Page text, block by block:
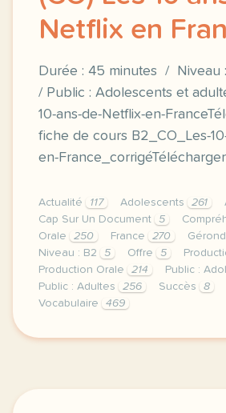
Netflix en
Durée : 45 minutes / Niveau
/ Public : Adolescents et
10-ans-de-Netflix-en-
fiche de cours B2_CO_Les-
en-
Actualité 117 Adolescents 261
Cap Sur Un Document
5
Orale
250 France 270
Niveau : B2
5 Offre 5
Production Orale
214 Public :
Public : Adultes
256 Succès
8
Vocabulaire
469
duree 45 minutes niveau